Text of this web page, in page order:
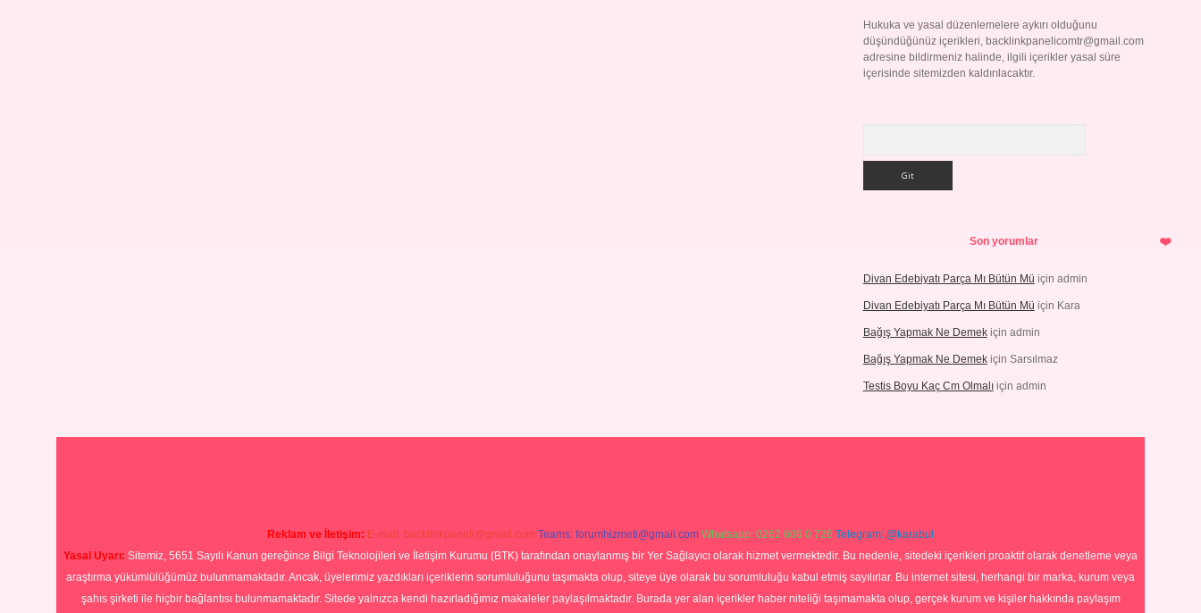
Hukuka ve yasal düzenlemelere aykırı olduğunu
düşündüğünüz içerikleri, backlinkpanelicomtr@gmail.com
adresine bildirmeniz halinde, ilgili içerikler yasal süre
içerisinde sitemizden kaldırılacaktır.
Son yorumlar
Divan Edebiyatı Parça Mı Bütün Mü için admin
Divan Edebiyatı Parça Mı Bütün Mü için Kara
Bağış Yapmak Ne Demekiçin admin
Bağış Yapmak Ne Demekiçin Sarsılmaz
Testis Boyu Kaç Cm Olmalıiçin admin
Reklam ve İletişim: E-mail: backlinkpaneli@gmail.com Teams: forumhizmeti@gmail.com Whatsapp: 0262 606 0 726 Telegram: @karabul
Yasal Uyarı: Sitemiz, 5651 Sayılı Kanun gereğince Bilgi Teknolojileri ve İletişim Kurumu (BTK) tarafından onaylanmış bir Yer Sağlayıcı olarak hizmet vermektedir. Bu nedenle, sitedeki içerikleri proaktif olarak denetleme veya
araştırma yükümlülüğümüz bulunmamaktadır. Ancak, üyelerimiz yazdıkları içeriklerin sorumluluğunu taşımakta olup, siteye üye olarak bu sorumluluğu kabul etmiş sayılırlar. Bu internet sitesi, herhangi bir marka, kurum veya
şahıs şirketi ile hiçbir bağlantısı bulunmamaktadır. Sitede yalnızca kendi hazırladığımız makaleler paylaşılmaktadır. Burada yer alan içerikler haber niteliği taşımamakta olup, gerçek kurum ve kişiler hakkında paylaşım